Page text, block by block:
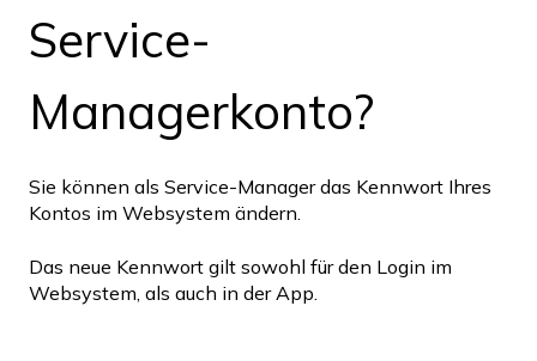
Service-
Managerkonto?
Sie können als Service-Manager das Kennwort Ihres
Kontos im Websystem ändern.
Das neue Kennwort gilt sowohl für den Login im
Websystem, als auch in der App.